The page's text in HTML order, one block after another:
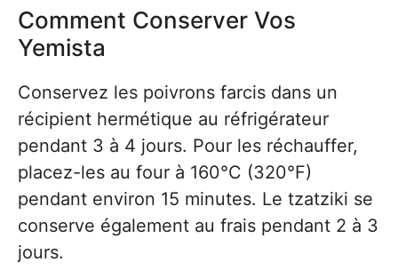
Comment Conserver Vos
Yemista
Conservez les poivrons farcis dans un
récipient hermétique au réfrigérateur
pendant 3 à 4 jours. Pour les réchauffer,
placez-les au four à 160°C (320°F)
pendant environ 15 minutes. Le tzatziki se
conserve également au frais pendant 2 à 3
jours.